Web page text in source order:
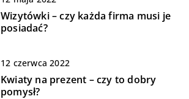
Wizytówki – czy każda firma musi je
posiadać?
12 czerwca 2022
Kwiaty na prezent – czy to dobry
pomysł?